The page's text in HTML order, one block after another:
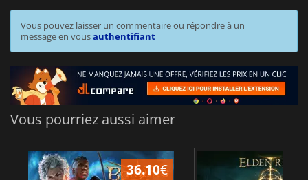
Vous pouvez laisser un commentaire ou répondre à un
message en vousauthentifiant
Vous pourriez aussi aimer
36.10€